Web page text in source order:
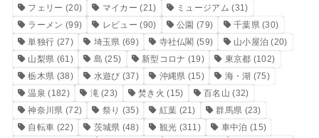
フェリー (20) マイカー (21) ミュージアム (31)
ラーメン (99) レビュー (90) 公園 (79) 千葉県(30)
単独行 (27) 埼玉県 (69) 寺社仏閣 (59) 山小屋泊 (20)
山梨県 (61) 島 (25) 新型コロナ (19) 東京都 (102)
栃木県 (38) 水遊び (37) 沖縄県 (15) 海・湖 (75)
温泉 (182) 滝(23) 焚き火 (15) 百名山 (32)
神奈川県 (72) 祭り (35) 紅葉 (21) 群馬県 (23)
自転車 (22) 茨城県 (48) 観光 (311) 車中泊 (15)